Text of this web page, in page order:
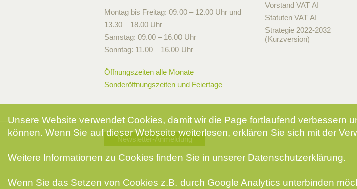
Montag bis Freitag: 09.00 – 12.00 Uhr und
13.30 – 18.00 Uhr
Samstag: 09.00 – 16.00 Uhr
Sonntag: 11.00 – 16.00 Uhr
Öffnungszeiten alle Monate
Sonderöffnungszeiten und Feiertage
Vorstand VAT AI
Statuten VAT AI
Strategie 2022-2032
(Kurzversion)
Newsletter-Anmeldung
Unsere Website verwendet Cookies, damit wir die Page fortlaufend verbessern
können. Wenn Sie auf dieser Webseite weiterlesen, erklären Sie sich mit der
Weitere Informationen zu Cookies finden Sie in unserer Datenschutzerklärung.
Wenn Sie das Setzen von Cookies z.B. durch Google Analytics unterbinden